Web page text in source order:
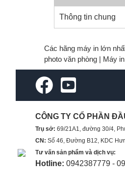
Thông tin chung
Các hãng máy in lớn
photo văn phòng | Máy
CÔNG TY CỔ PHẦN
Trụ sở: 69/21A1, đường 30/4,
CN: Số 46, Đường B12, KDC
Tư vấn sản phẩm và dịch vụ:
Hotline: 0942387779 -